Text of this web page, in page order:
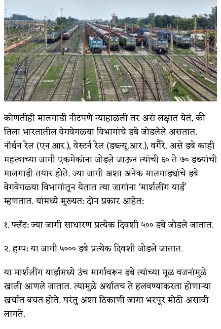
किती घोषणांचा पाऊस होता
कसं हुईन तं हू माय…
काळजाचे प्रेत
चमकदार चांदी
आदिवासींचा डॉक्टर, समाजसेवेचा ध्यास : डॉ. राहुल
जोशी
डेंग्यू: ताप उतरला म्हणजे धोका टळला असे नाही!
४ जुलै – इतिहासात घडलेल्या महत्त्वाच्या घटना
सुवर्ण – झळाळी
‘अर्थ’पूर्ण हास्य
कोणतीही मालगाडी नीटपणे न्याहाळली तर असं लक्षात येतं, की
तिला भारतातील वेगवेगळ्या विभागांचे डबे जोडलेले असतात.
नॉर्थन रेल (एन.आर.), वेस्टर्न रेल (डब्ल्यू.आर.), वगैरे. असे डबे काही
महत्त्वाच्या जागी एकमेकांना जोडले जाऊन त्यांची ६० ते ७० डब्यांची
मालगाडी तयार होते. ज्या जागी अशा अनेक मालगाड्यांचे डबे
वेगवेगळ्या विभागांतून येतात त्या जागांना ‘मार्शलींग यार्ड’
म्हणतात. यांमध्ये मुख्यत: दोन प्रकार आहेत:
१. फ्लॅट: ज्या जागी साधारण प्रत्येक दिवशी ५०० डबे जोडले जातात.
२. हम्प: या जागी ५००० डबे प्रत्येक दिवशी जोडले जातात.
या मार्शलींग यार्डांमध्ये उंच मार्गावरून डबे त्यांच्या मूळ वजनांमुळे
खाली आणले जातात. त्यामुळे अर्थातच ते हलवण्याकरता होणाऱ्या
खर्चात बचत होते. परंतु अशा ठिकाणी जागा भरपूर मोठी असावी
लागते.